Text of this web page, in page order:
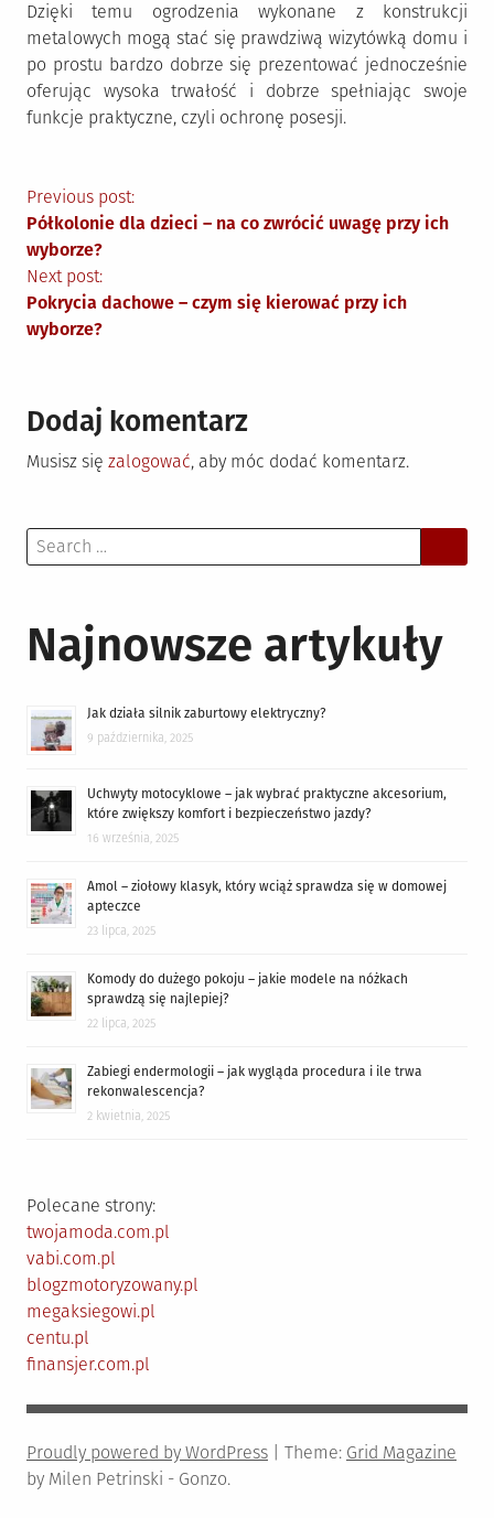
Dzięki temu ogrodzenia wykonane z konstrukcji
metalowych mogą stać się prawdziwą wizytówką domu i
po prostu bardzo dobrze się prezentować jednocześnie
oferując wysoka trwałość i dobrze spełniając swoje
funkcje praktyczne, czyli ochronę posesji.
Nawigacja
wpisu
Previous post:
Półkolonie dla dzieci – na co zwrócić uwagę przy ich
wyborze?
Next post:
Pokrycia dachowe – czym się kierować przy ich
wyborze?
Dodaj komentarz
Musisz się zalogować, aby móc dodać komentarz.
Search
for:
Najnowsze artykuły
Jak działa silnik zaburtowy elektryczny?
9 października, 2025
Uchwyty motocyklowe – jak wybrać praktyczne akcesorium,
które zwiększy komfort i bezpieczeństwo jazdy?
16 września, 2025
Amol – ziołowy klasyk, który wciąż sprawdza się w domowej
apteczce
23 lipca, 2025
Komody do dużego pokoju – jakie modele na nóżkach
sprawdzą się najlepiej?
22 lipca, 2025
Zabiegi endermologii – jak wygląda procedura i ile trwa
rekonwalescencja?
2 kwietnia, 2025
Polecane strony:
twojamoda.com.pl
vabi.com.pl
blogzmotoryzowany.pl
megaksiegowi.pl
centu.pl
finansjer.com.pl
Proudly powered by WordPress Theme: Grid Magazine
by Milen Petrinski - Gonzo.